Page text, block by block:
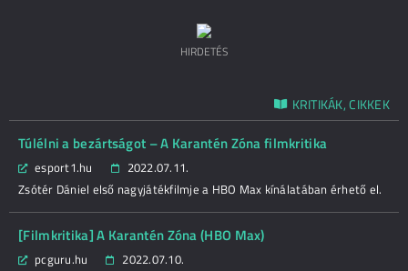
HIRDETÉS
KRITIKÁK, CIKKEK
Túlélni a bezártságot – A Karantén Zóna filmkritika
esport1.hu
2022.07.11.
Zsótér Dániel első nagyjátékfilmje a HBO Max kínálatában érhető el.
[Filmkritika] A Karantén Zóna (HBO Max)
pcguru.hu
2022.07.10.